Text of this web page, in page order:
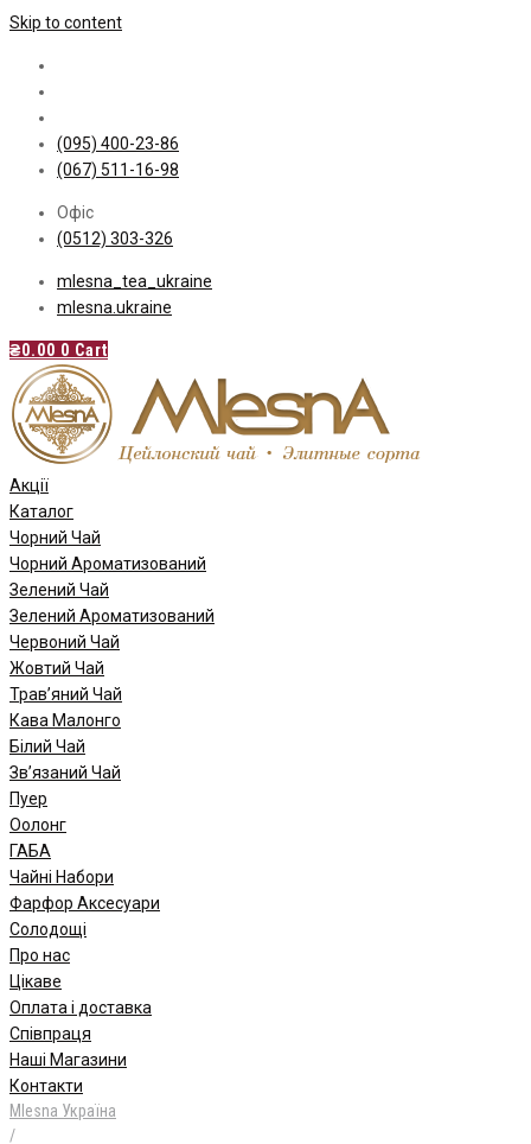
Skip to content
(095) 400-23-86
(067) 511-16-98
Офіс
(0512) 303-326
mlesna_tea_ukraine
mlesna.ukraine
₴0.00 0 Cart
Акції
Каталог
Чорний Чай
Чорний Ароматизований
Зелений Чай
Зелений Ароматизований
Червоний Чай
Жовтий Чай
Трав’яний Чай
Кава Малонго
Білий Чай
Зв’язаний Чай
Пуер
Oолонг
ГАБА
Чайні Набори
Фарфор Аксесуари
Солодощі
Про нас
Цікаве
Оплата і доставка
Співпраця
Наші Магазини
Контакти
Mlesna Україна
/